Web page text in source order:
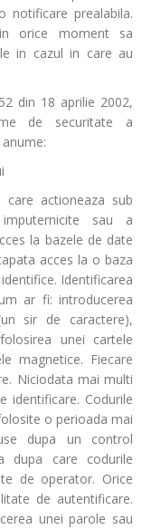
notificare prealabila.
orice moment sa
in cazul in care au
din 18 aprilie 2002,
de securitate a
actioneaza sub
sau a
la bazele de date
acces la o baza
Identificarea
ar fi: introducerea
sir de caractere),
unei cartele
magnetice. Fiecare
Niciodata mai multi
identificare. Codurile
o perioada mai
dupa un control
dupa care codurile
de operator. Orice
de autentificare.
unei parole sau